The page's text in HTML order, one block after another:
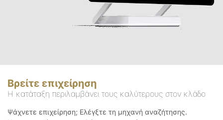
Βρείτε επιχείρηση
Η κατάταξη περιλαμβάνει τους καλύτερους στον κλάδο
Ψάχνετε επιχείρηση; Ελέγξτε τη μηχανή αναζήτησης.